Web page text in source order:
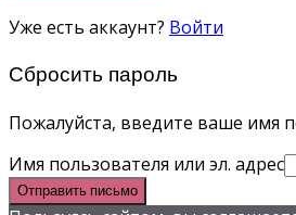
Уже есть аккаунт? Войти
Сбросить пароль
Пожалуйста, введите ваше имя
Имя пользователя или эл. адрес
Отправить письмо